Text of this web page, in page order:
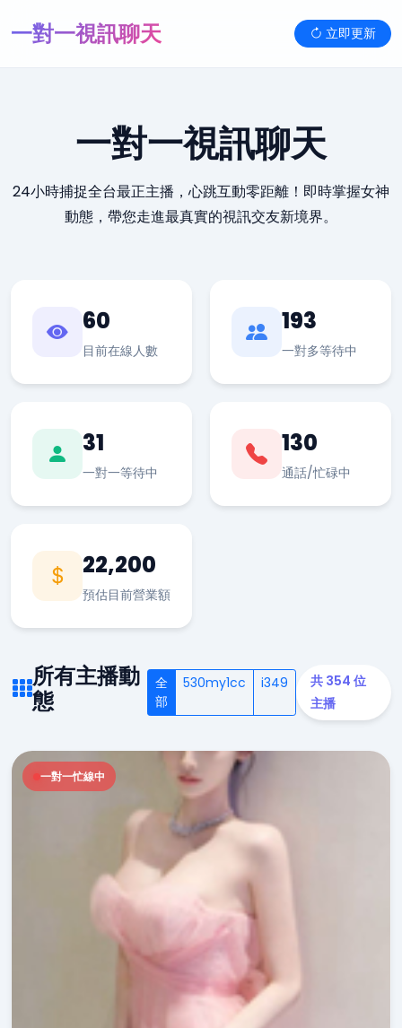
一對一視訊聊天 立即更新
一對一視訊聊天
24小時捕捉全台最正主播，心跳互動零距離！即時掌握女神
動態，帶您走進最真實的視訊交友新境界。
60
目前在線人數
193
一對多等待中
31
一對一等待中
130
通話/忙碌中
22,200
預估目前營業額
所有主播動
態
全
部
530my1cc i349
共 354 位
主播
一對一忙線中